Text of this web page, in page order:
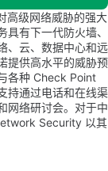
级网络威胁的强大
有下一代防火墙、
、云、数据中心和远
提供高水平的威胁预
各种 Check Point
持通过电话和在线渠
网络研讨会。对于中
Security 以其